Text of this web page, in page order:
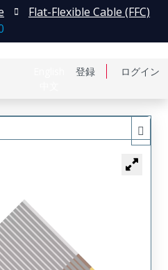
登録 ログイン
Flat-Flexible Cable (FFC)